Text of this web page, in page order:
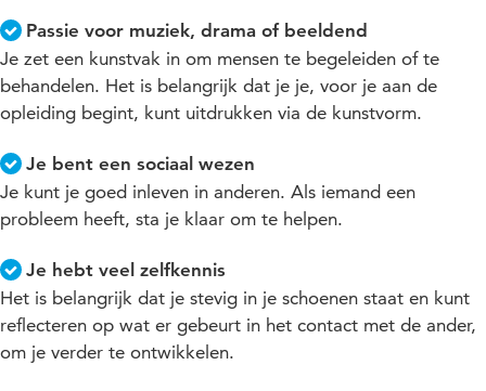
Passie voor muziek, drama of beeldend
Je zet een kunstvak in om mensen te begeleiden of te
behandelen. Het is belangrijk dat je je, voor je aan de
opleiding begint, kunt uitdrukken via de kunstvorm.
Je bent een sociaal wezen
Je kunt je goed inleven in anderen. Als iemand een
probleem heeft, sta je klaar om te helpen.
Je hebt veel zelfkennis
Het is belangrijk dat je stevig in je schoenen staat en kunt
reflecteren op wat er gebeurt in het contact met de ander,
om je verder te ontwikkelen.